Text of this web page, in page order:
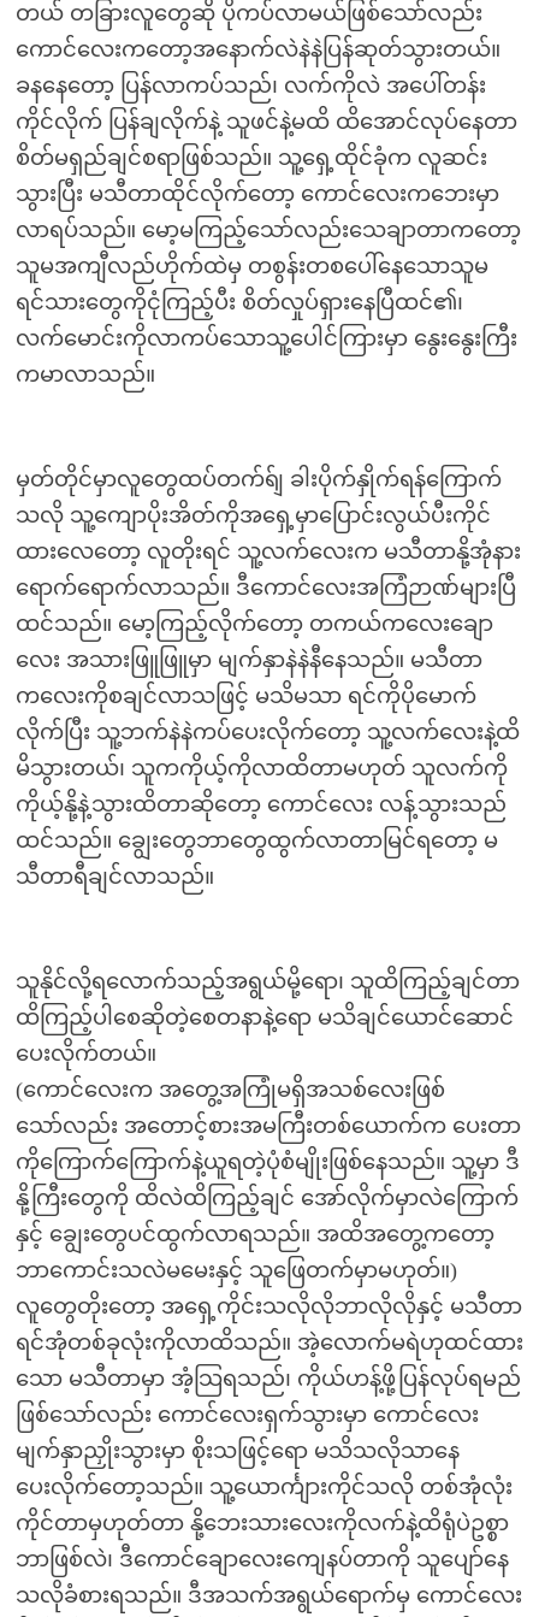
တယ် တခြားလူတွေဆို ပိုကပ်လာမယ်ဖြစ်သော်လည်း
ကောင်လေးကတော့အနောက်လဲနဲနဲပြန်ဆုတ်သွားတယ်။
ခနနေတော့ ပြန်လာကပ်သည်၊ လက်ကိုလဲ အပေါ်တန်း
ကိုင်လိုက် ပြန်ချလိုက်နဲ့ သူဖင်နဲ့မထိ ထိအောင်လုပ်နေတာ
စိတ်မရှည်ချင်စရာဖြစ်သည်။ သူ့ရှေ့ထိုင်ခုံက လူဆင်း
သွားပြီး မသီတာထိုင်လိုက်တော့ ကောင်လေးကဘေးမှာ
လာရပ်သည်။ မော့မကြည့်သော်လည်းသေချာတာကတော့
သူမအကျီလည်ဟိုက်ထဲမှ တစွန်းတစပေါ်နေသောသူမ
ရင်သားတွေကိုငုံကြည့်ပီး စိတ်လှုပ်ရှားနေပြီထင်၏၊
လက်မောင်းကိုလာကပ်သောသူ့ပေါင်ကြားမှာ နွေးနွေးကြီး
ကမာလာသည်။
မှတ်တိုင်မှာလူတွေထပ်တက်ရ်ျ ခါးပိုက်နှိုက်ရန်ကြောက်
သလို သူ့ကျောပိုးအိတ်ကိုအရှေ့မှာပြောင်းလွယ်ပီးကိုင်
ထားလေတော့ လူတိုးရင် သူ့လက်လေးက မသီတာနို့အုံနား
ရောက်ရောက်လာသည်။ ဒီကောင်လေးအကြံဉာဏ်များပြီ
ထင်သည်။ မော့ကြည့်လိုက်တော့ တကယ်ကလေးချော
လေး အသားဖြူဖြူမှာ မျက်နှာနဲနဲနီနေသည်။ မသီတာ
ကလေးကိုစချင်လာသဖြင့် မသိမသာ ရင်ကိုပိုမောက်
လိုက်ပြီး သူ့ဘက်နဲနဲကပ်ပေးလိုက်တော့ သူ့လက်လေးနဲ့ထိ
မိသွားတယ်၊ သူကကိုယ့်ကိုလာထိတာမဟုတ် သူလက်ကို
ကိုယ့်နို့နဲ့သွားထိတာဆိုတော့ ကောင်လေး လန့်သွားသည်
ထင်သည်။ ချွေးတွေဘာတွေထွက်လာတာမြင်ရတော့ မ
သီတာရီချင်လာသည်။
သူနိုင်လို့ရလောက်သည့်အရွယ်မို့ရော၊ သူထိကြည့်ချင်တာ
ထိကြည့်ပါစေဆိုတဲ့စေတနာနဲ့ရော မသိချင်ယောင်ဆောင်
ပေးလိုက်တယ်။
(ကောင်လေးက အတွေ့အကြုံမရှိအသစ်လေးဖြစ်
သော်လည်း အတောင့်စားအမကြီးတစ်ယောက်က ပေးတာ
ကိုကြောက်ကြောက်နဲ့ယူရတဲ့ပုံစံမျိုးဖြစ်နေသည်။ သူ့မှာ ဒီ
နို့ကြီးတွေကို ထိလဲထိကြည့်ချင် အော်လိုက်မှာလဲကြောက်
နှင့် ချွေးတွေပင်ထွက်လာရသည်။ အထိအတွေ့ကတော့
ဘာကောင်းသလဲမမေးနှင့် သူဖြေတက်မှာမဟုတ်။)
လူတွေတိုးတော့ အရှေ့ကိုင်းသလိုလိုဘာလိုလိုနှင့် မသီတာ
ရင်အုံတစ်ခုလုံးကိုလာထိသည်။ အဲ့လောက်မရဲဟုထင်ထား
သော မသီတာမှာ အံ့သြရသည်၊ ကိုယ်ဟန့်ဖို့ပြန်လုပ်ရမည်
ဖြစ်သော်လည်း ကောင်လေးရှက်သွားမှာ ကောင်လေး
မျက်နှာညှိုးသွားမှာ စိုးသဖြင့်ရော မသိသလိုသာနေ
ပေးလိုက်တော့သည်။ သူ့ယောင်္ကျားကိုင်သလို တစ်အုံလုံး
ကိုင်တာမှဟုတ်တာ နို့ဘေးသားလေးကိုလက်နဲ့ထိရုံပဲဥစ္စာ
ဘာဖြစ်လဲ၊ ဒီကောင်ချောလေးကျေနပ်တာကို သူပျော်နေ
သလိုခံစားရသည်။ ဒီအသက်အရွယ်ရောက်မှ ကောင်လေး